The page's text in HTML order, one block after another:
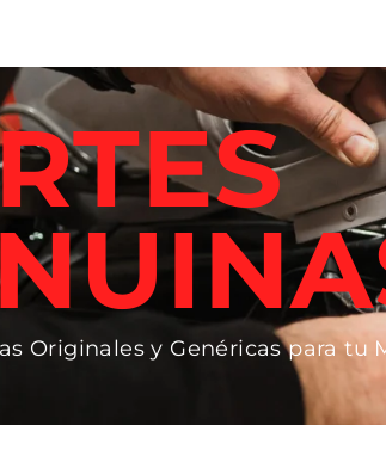
Originales y Genéricas para tu